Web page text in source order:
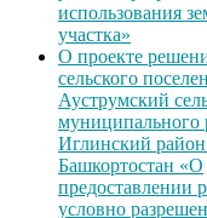
использования
участка»
О проекте
сельского
Ауструмский
муниципального
Иглинский
Башкортостан «О
предоставлении
условно